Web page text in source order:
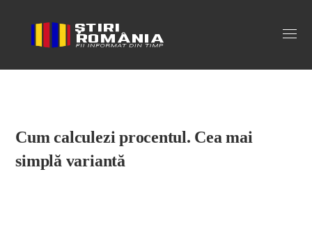
Stiri Romania
Cum calculezi procentul. Cea mai
simplă variantă